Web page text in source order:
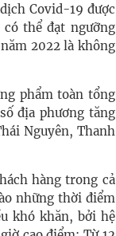
Covid-19 được
thể đạt ngưỡng
2022 là không
phẩm toàn tổng
địa phương tăng
Nguyên, Thanh
hàng trong cả
những thời điểm
khó khăn, bởi hệ